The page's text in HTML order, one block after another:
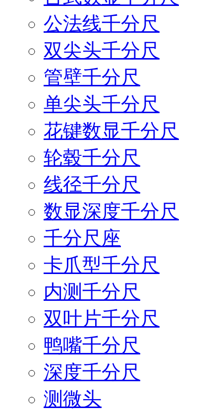
公法线千分尺
双尖头千分尺
管壁千分尺
单尖头千分尺
花键数显千分尺
轮毂千分尺
线径千分尺
数显深度千分尺
千分尺座
卡爪型千分尺
内测千分尺
双叶片千分尺
鸭嘴千分尺
深度千分尺
测微头